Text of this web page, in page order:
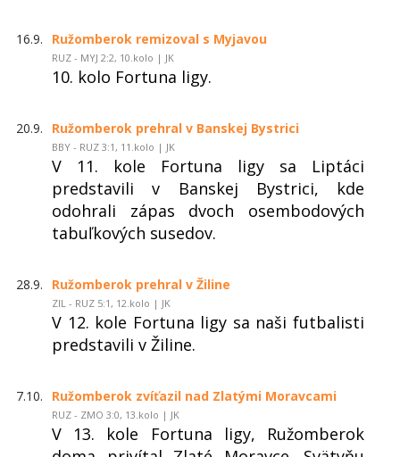
16.9. Ružomberok remizoval s Myjavou
RUZ - MYJ 2:2, 10.kolo | JK
10. kolo Fortuna ligy.
20.9. Ružomberok prehral v Banskej Bystrici
BBY - RUZ 3:1, 11.kolo | JK
V 11. kole Fortuna ligy sa Liptáci
predstavili v Banskej Bystrici, kde
odohrali zápas dvoch osembodových
tabuľkových susedov.
28.9. Ružomberok prehral v Žiline
ZIL - RUZ 5:1, 12.kolo | JK
V 12. kole Fortuna ligy sa naši futbalisti
predstavili v Žiline.
7.10. Ružomberok zvíťazil nad Zlatými Moravcami
RUZ - ZMO 3:0, 13.kolo | JK
V 13. kole Fortuna ligy, Ružomberok